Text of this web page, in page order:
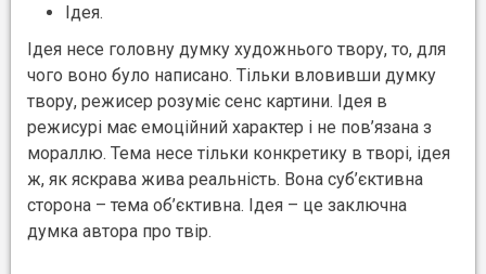
Ідея.
Ідея несе головну думку художнього твору, то, для
чого воно було написано. Тільки вловивши думку
твору, режисер розуміє сенс картини. Ідея в
режисурі має емоційний характер і не пов’язана з
мораллю. Тема несе тільки конкретику в творі, ідея
ж, як яскрава жива реальність. Вона суб’єктивна
сторона – тема об’єктивна. Ідея – це заключна
думка автора про твір.